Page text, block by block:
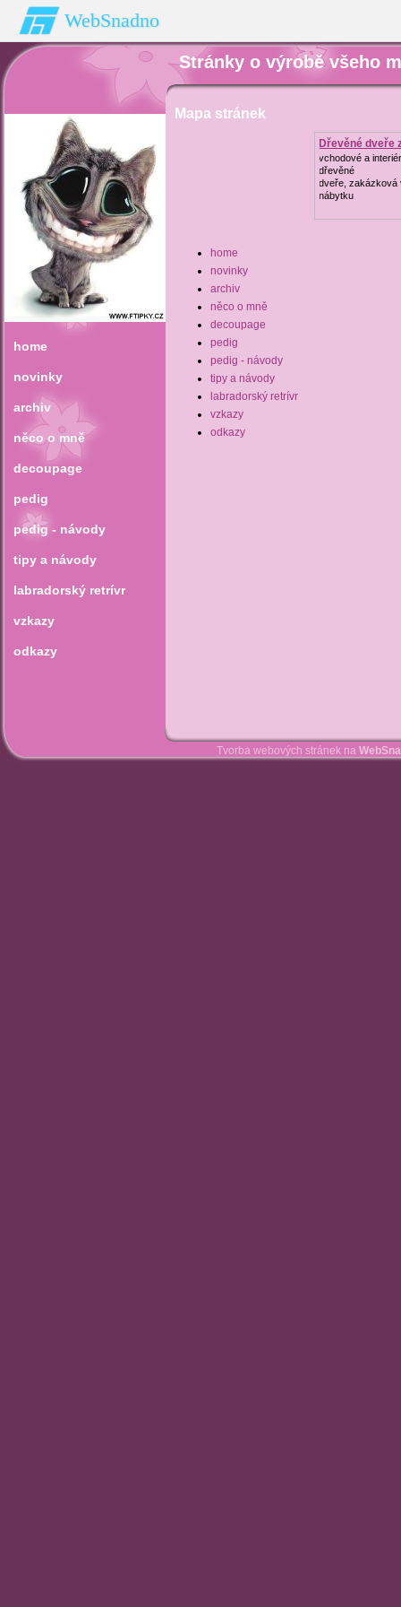
WebSnadno
Stránky o výrobě všeho
home
novinky
archiv
něco o mně
decoupage
pedig
pedig - návody
tipy a návody
labradorský retrívr
vzkazy
odkazy
Mapa stránek
Dřevěné dveře
vchodové a
dřevěné
dveře, zakázková
nábytku
home
novinky
archiv
něco o mně
decoupage
pedig
pedig - návody
tipy a návody
labradorský retrívr
vzkazy
odkazy
Tvorba webových stránek na